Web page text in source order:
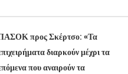
προς Σκέρτσο: «Τα
διαρκούν μέχρι τα
που αναιρούν τα